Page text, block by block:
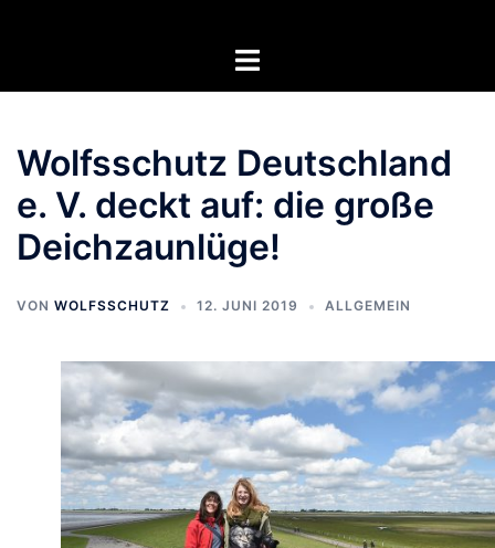
Menü
Wolfsschutz Deutschland
e. V. deckt auf: die große
Deichzaunlüge!
VON WOLFSSCHUTZ 12. JUNI 2019 ALLGEMEIN